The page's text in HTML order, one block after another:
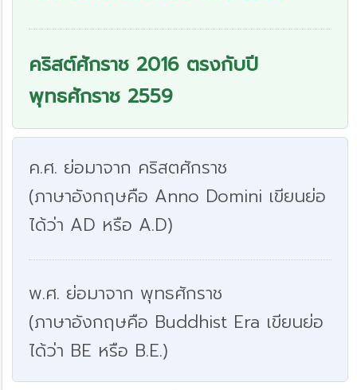
คริสต์ศักราช 2016 ตรงกับปี
พุทธศักราช 2559
ค.ศ. ย่อมาจาก คริสตศักราช
(ภาษาอังกฤษคือ Anno Domini เขียนย่อ
ได้ว่า AD หรือ A.D)
พ.ศ. ย่อมาจาก พุทธศักราช
(ภาษาอังกฤษคือ Buddhist Era เขียนย่อ
ได้ว่า BE หรือ B.E.)